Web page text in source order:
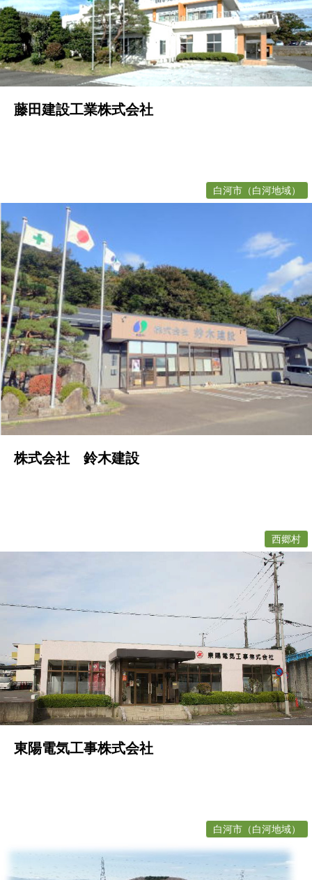
藤田建設工業株式会社
白河市（白河地域）
株式会社 鈴木建設
西郷村
東陽電気工事株式会社
白河市（白河地域）